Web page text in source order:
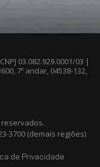
03.082.929.0001/03 |
7º andar, 04538-132,
3700 (demais regiões)
de Privacidade